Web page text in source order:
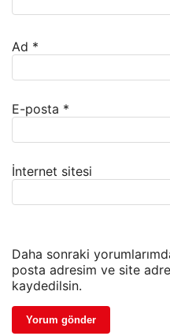
Ad *
E-posta *
İnternet sitesi
Daha sonraki
posta adresim ve site
kaydedilsin.